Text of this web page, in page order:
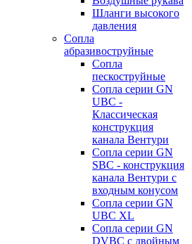
Шланги высокого
давления
Сопла
абразивоструйные
Сопла
пескоструйные
Сопла серии GN
UBC -
Классическая
конструкция
канала Вентури
Сопла серии GN
SBC - конструкция
канала Вентури c
входным конусом
Сопла серии GN
UBC XL
Сопла серии GN
DVBC с двойным